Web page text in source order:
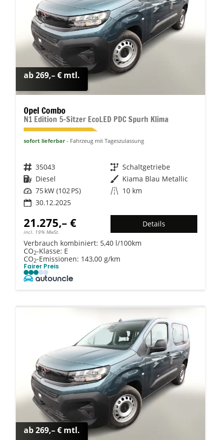
ab 269,– € mtl.
Opel Combo
N1 Edition 5-Sitzer EcoLED PDC Spurh Klima
sofort lieferbar Fahrzeug mit Tageszulassung
Fahrzeugnr. 35043 Getriebe Schaltgetriebe
Kraftstoff Diesel Außenfarbe Kiama Blau Metallic
Leistung 75 kW (102 PS) Kilometerstand 10 km
30.12.2025
21.275,– €
incl. 19% MwSt.
Details
Verbrauch kombiniert: 5,40 l/100km
CO2-Klasse: E
CO2-Emissionen: 143,00 g/km
Fairer Preis
ab 269,– € mtl.